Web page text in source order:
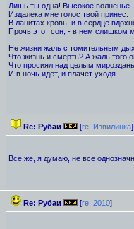
Лишь ты одна! Высокое волненье
Издалека мне голос твой принес.
В ланитах кровь, и в сердце
Прочь этот сон, - в нем слишком
Не жизни жаль с томительным
Что жизнь и смерть? А жаль того
Что просиял над целым
И в ночь идет, и плачет уходя.
Re: Рубаи [re: Извилинка]
Все же, я думаю, не все
Re: Рубаи [re: 2010]